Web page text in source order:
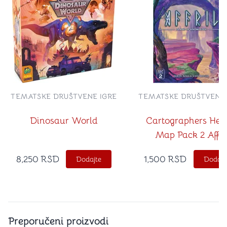
Dinosaur World
TEMATSKE DRUŠTVENE IGRE
8,250 RSD Dodajte
Cartographers
Map Pack 2
TEMATSKE DRUŠTVENE
1,500 RSD
Preporučeni proizvodi